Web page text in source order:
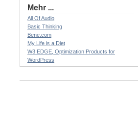
Mehr ...
All Of Audio
Basic Thinking
Bene.com
My Life is a Diet
W3 EDGE, Optimization Products for
WordPress